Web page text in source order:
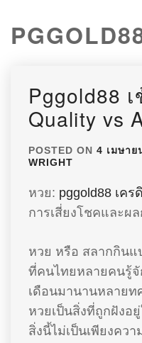
Pggold88
Quality vs
POSTED ON 4 เมษาย
WRIGHT
หวย: pggold88 เคร
การเสี่ยงโชคและผ
หวย หรือ สลากกินแ
ที่คนไทยหลายคนรู้
เดือนมานานหลายท
หวยเป็นสิ่งที่ถูกฝังอ
สิ่งนี้ไม่เป็นเพียงคว